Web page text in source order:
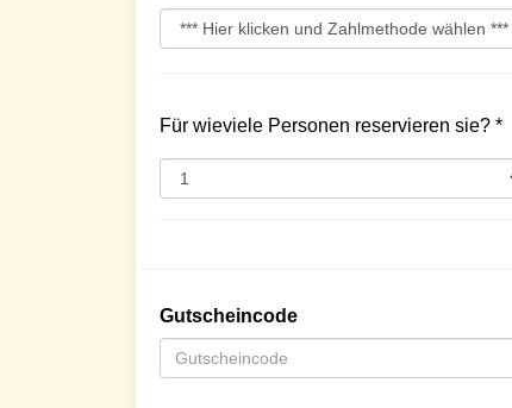
Für wieviele Personen reservieren sie? *
Gutscheincode